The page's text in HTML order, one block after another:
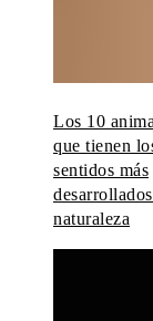
Los 10
que tienen
sentidos más
naturaleza